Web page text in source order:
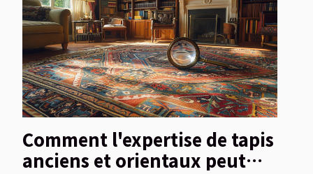
Comment l'expertise de tapis
anciens et orientaux peut